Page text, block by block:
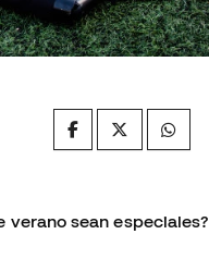
verano sean especiales?